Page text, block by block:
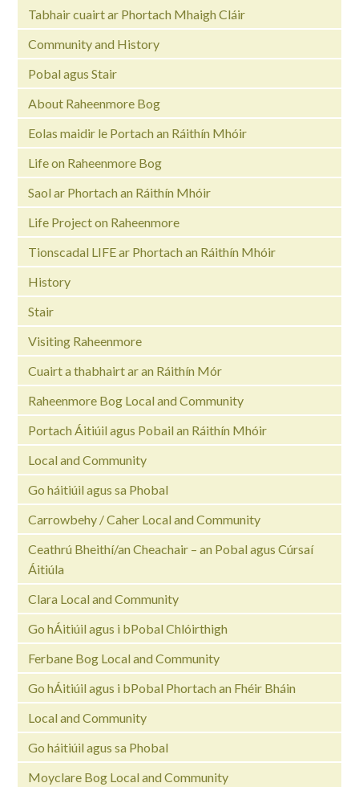
Tabhair cuairt ar Phortach Mhaigh Cláir
Community and History
Pobal agus Stair
About Raheenmore Bog
Eolas maidir le Portach an Ráithín Mhóir
Life on Raheenmore Bog
Saol ar Phortach an Ráithín Mhóir
Life Project on Raheenmore
Tionscadal LIFE ar Phortach an Ráithín Mhóir
History
Stair
Visiting Raheenmore
Cuairt a thabhairt ar an Ráithín Mór
Raheenmore Bog Local and Community
Portach Áitiúil agus Pobail an Ráithín Mhóir
Local and Community
Go háitiúil agus sa Phobal
Carrowbehy / Caher Local and Community
Ceathrú Bheithí/an Cheachair – an Pobal agus Cúrsaí
Áitiúla
Clara Local and Community
Go hÁitiúil agus i bPobal Chlóirthigh
Ferbane Bog Local and Community
Go hÁitiúil agus i bPobal Phortach an Fhéir Bháin
Local and Community
Go háitiúil agus sa Phobal
Moyclare Bog Local and Community